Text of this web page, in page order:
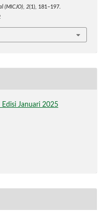
(MICJO), 2(1), 181–197.
Januari 2025